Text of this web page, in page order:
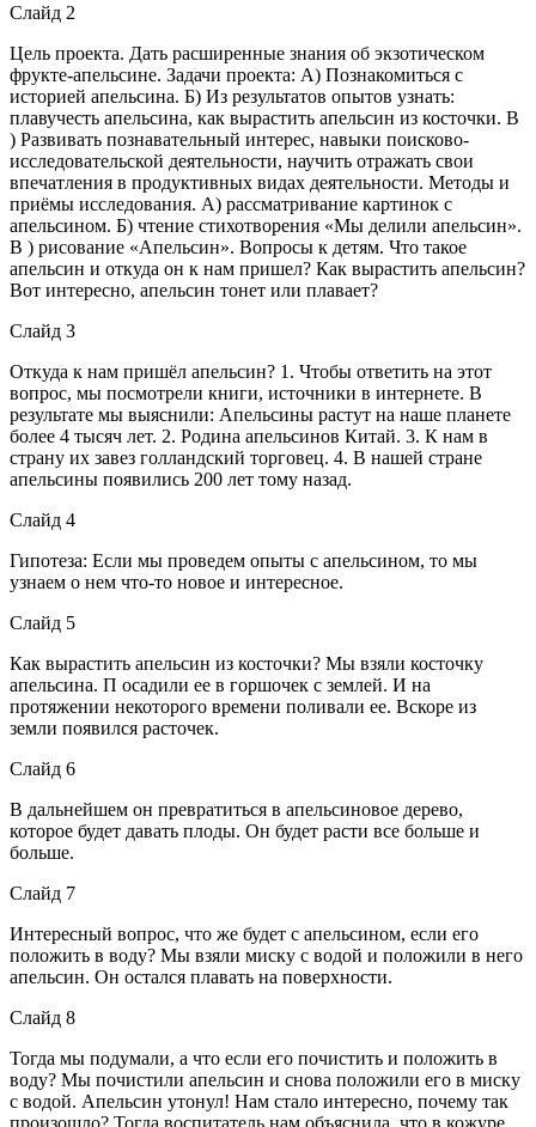
Слайд 2
Цель проекта. Дать расширенные знания об экзотическом
фрукте-апельсине. Задачи проекта: А) Познакомиться с
историей апельсина. Б) Из результатов опытов узнать:
плавучесть апельсина, как вырастить апельсин из косточки. В
) Развивать познавательный интерес, навыки поисково-
исследовательской деятельности, научить отражать свои
впечатления в продуктивных видах деятельности. Методы и
приёмы исследования. А) рассматривание картинок с
апельсином. Б) чтение стихотворения «Мы делили апельсин».
В ) рисование «Апельсин». Вопросы к детям. Что такое
апельсин и откуда он к нам пришел? Как вырастить апельсин?
Вот интересно, апельсин тонет или плавает?
Слайд 3
Откуда к нам пришёл апельсин? 1. Чтобы ответить на этот
вопрос, мы посмотрели книги, источники в интернете. В
результате мы выяснили: Апельсины растут на наше планете
более 4 тысяч лет. 2. Родина апельсинов Китай. 3. К нам в
страну их завез голландский торговец. 4. В нашей стране
апельсины появились 200 лет тому назад.
Слайд 4
Гипотеза: Если мы проведем опыты с апельсином, то мы
узнаем о нем что-то новое и интересное.
Слайд 5
Как вырастить апельсин из косточки? Мы взяли косточку
апельсина. П осадили ее в горшочек с землей. И на
протяжении некоторого времени поливали ее. Вскоре из
земли появился расточек.
Слайд 6
В дальнейшем он превратиться в апельсиновое дерево,
которое будет давать плоды. Он будет расти все больше и
больше.
Слайд 7
Интересный вопрос, что же будет с апельсином, если его
положить в воду? Мы взяли миску с водой и положили в него
апельсин. Он остался плавать на поверхности.
Слайд 8
Тогда мы подумали, а что если его почистить и положить в
воду? Мы почистили апельсин и снова положили его в миску
с водой. Апельсин утонул! Нам стало интересно, почему так
произошло? Тогда воспитатель нам объяснила, что в кожуре